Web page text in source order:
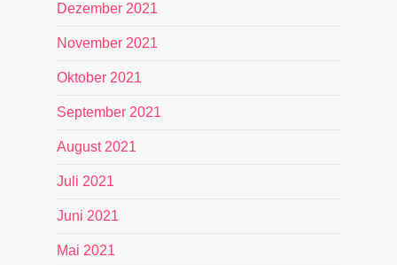
Dezember 2021
November 2021
Oktober 2021
September 2021
August 2021
Juli 2021
Juni 2021
Mai 2021